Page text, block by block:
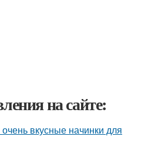
на сайте:
вкусные начинки для